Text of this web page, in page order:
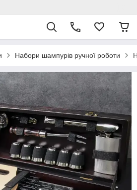
Набори шампурів ручної роботи